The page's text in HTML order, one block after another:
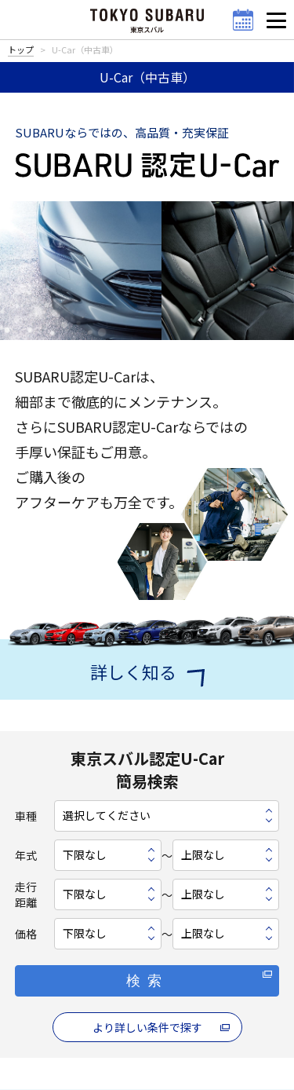
トップ U-Car（中古車）
U-Car（中古車）
SUBARUならではの、高品質・充実保証
SUBARU認定U-Carは、
細部まで徹底的にメンテナンス。
さらにSUBARU認定U-Carならではの
手厚い保証もご用意。
ご購入後の
アフターケアも万全です。
詳しく知る
東京スバル認定U-Car
簡易検索
車種
年式
〜
走行
距離
〜
価格 〜
検索
より詳しい条件で探す